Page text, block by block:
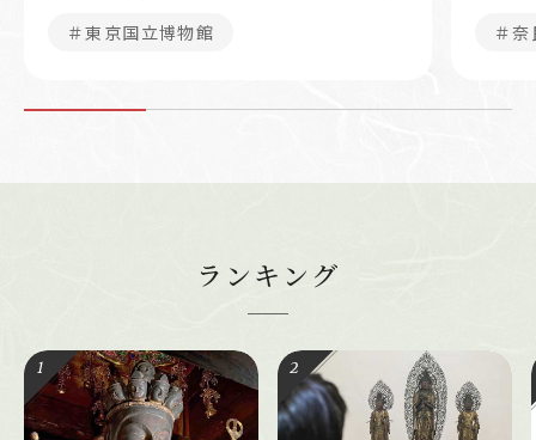
＃東京国立博物館 ＃
ランキング